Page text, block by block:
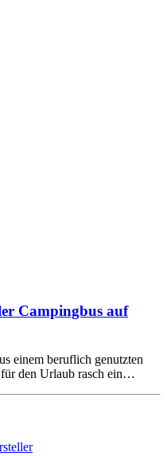
Campingbus auf
einem beruflich genutzten
für den Urlaub rasch ein…